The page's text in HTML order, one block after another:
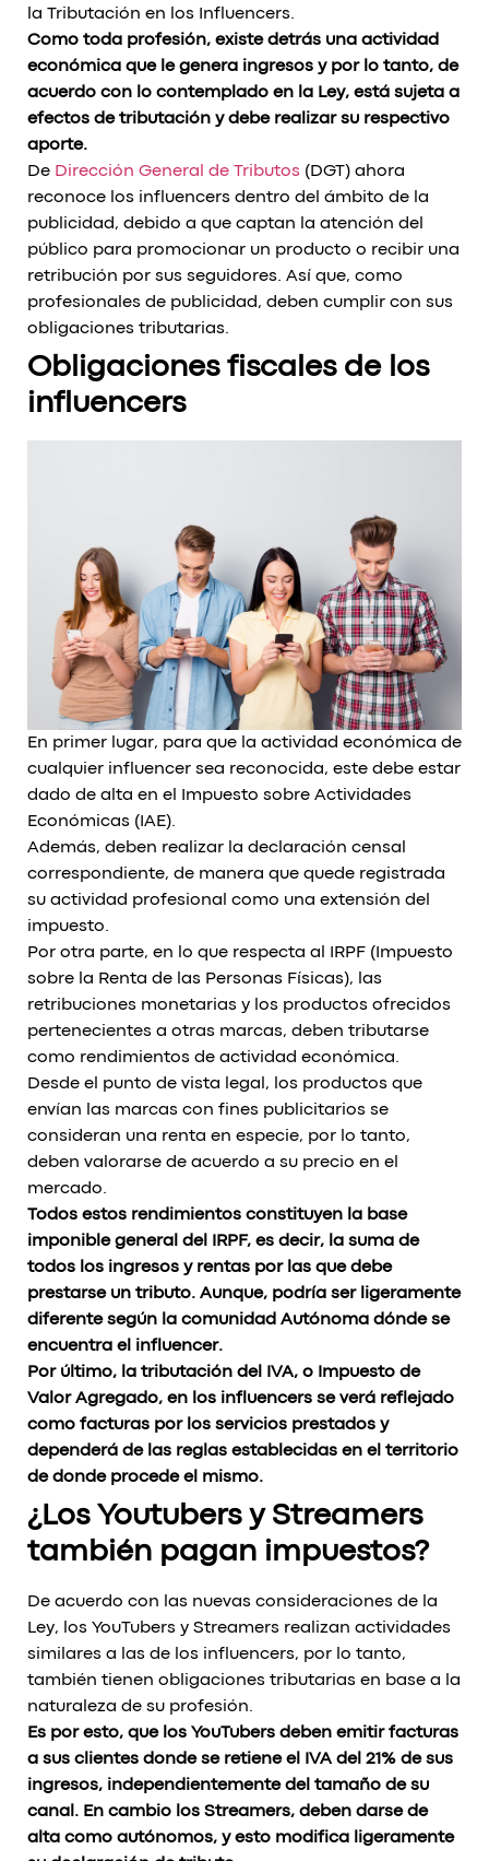
la Tributación en los Influencers.
Como toda profesión, existe detrás una actividad
económica que le genera ingresos y por lo tanto, de
acuerdo con lo contemplado en la Ley, está sujeta a
efectos de tributación y debe realizar su respectivo
aporte.
De Dirección General de Tributos (DGT) ahora
reconoce los influencers dentro del ámbito de la
publicidad, debido a que captan la atención del
público para promocionar un producto o recibir una
retribución por sus seguidores. Así que, como
profesionales de publicidad, deben cumplir con sus
obligaciones tributarias.
Obligaciones fiscales de los
influencers
En primer lugar, para que la actividad económica de
cualquier influencer sea reconocida, este debe estar
dado de alta en el Impuesto sobre Actividades
Económicas (IAE).
Además, deben realizar la declaración censal
correspondiente, de manera que quede registrada
su actividad profesional como una extensión del
impuesto.
Por otra parte, en lo que respecta al IRPF (Impuesto
sobre la Renta de las Personas Físicas), las
retribuciones monetarias y los productos ofrecidos
pertenecientes a otras marcas, deben tributarse
como rendimientos de actividad económica.
Desde el punto de vista legal, los productos que
envían las marcas con fines publicitarios se
consideran una renta en especie, por lo tanto,
deben valorarse de acuerdo a su precio en el
mercado.
Todos estos rendimientos constituyen la base
imponible general del IRPF, es decir, la suma de
todos los ingresos y rentas por las que debe
prestarse un tributo. Aunque, podría ser ligeramente
diferente según la comunidad Autónoma dónde se
encuentra el influencer.
Por último, la tributación del IVA, o Impuesto de
Valor Agregado, en los influencers se verá reflejado
como facturas por los servicios prestados y
dependerá de las reglas establecidas en el territorio
de donde procede el mismo.
¿Los Youtubers y Streamers
también pagan impuestos?
De acuerdo con las nuevas consideraciones de la
Ley, los YouTubers y Streamers realizan actividades
similares a las de los influencers, por lo tanto,
también tienen obligaciones tributarias en base a la
naturaleza de su profesión.
Es por esto, que los YouTubers deben emitir facturas
a sus clientes donde se retiene el IVA del 21% de sus
ingresos, independientemente del tamaño de su
canal. En cambio los Streamers, deben darse de
alta como autónomos, y esto modifica ligeramente